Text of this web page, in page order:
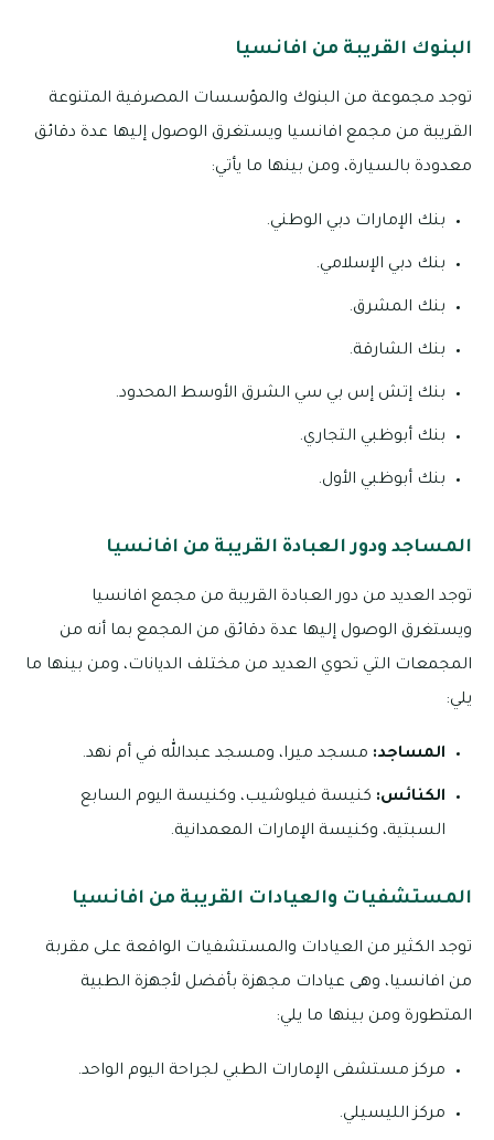
البنوك القريبة من افانسيا
توجد مجموعة من البنوك والمؤسسات المصرفية المتنوعة
القريبة من مجمع افانسيا ويستغرق الوصول إليها عدة دقائق
معدودة بالسيارة، ومن بينها ما يأتي:
بنك الإمارات دبي الوطني.
بنك دبي الإسلامي.
بنك المشرق.
بنك الشارقة.
بنك إتش إس بي سي الشرق الأوسط المحدود.
بنك أبوظبي التجاري.
بنك أبوظبي الأول.
المساجد ودور العبادة القريبة من افانسيا
توجد العديد من دور العبادة القريبة من مجمع افانسيا
ويستغرق الوصول إليها عدة دقائق من المجمع بما أنه من
المجمعات التي تحوي العديد من مختلف الديانات، ومن بينها ما
يلي:
المساجد: مسجد ميرا، ومسجد عبدالله في أم نهد.
الكنائس: كنيسة فيلوشيب، وكنيسة اليوم السابع
السبتية، وكنيسة الإمارات المعمدانية.
المستشفيات والعيادات القريبة من افانسيا
توجد الكثير من العيادات والمستشفيات الواقعة على مقربة
من افانسيا، وهى عيادات مجهزة بأفضل لأجهزة الطبية
المتطورة ومن بينها ما يلي:
مركز مستشفى الإمارات الطبي لجراحة اليوم الواحد.
مركز الليسيلي.